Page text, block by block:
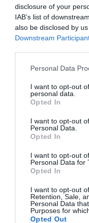
disclosure of your
IAB’s list of
also be disclosed by
Downstream
Personal Data
I want to opt-out
personal data.
Opted In
I want to opt-out
Personal Data.
Opted In
I want to opt-out
Personal Data for
Opted In
I want to opt-out
Retention, Sale,
Personal Data
Purposes for
Opted Out
Jacoste,
negoci de KM
explicarà el futur
creat
crear
L'èxit de Ftalks’19
va convertir
l'ecosistema
aquest motiu el
continuar amb el
nou format.
de 500 persones i